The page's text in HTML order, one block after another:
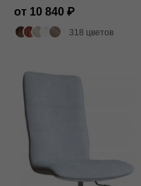
от 10 840
318 цветов